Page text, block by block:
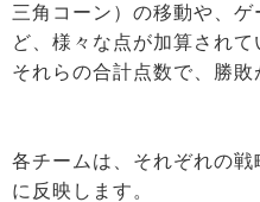
三角コーン）の移動や、
ど、様々な点が加算されて
それらの合計点数で、勝敗
各チームは、それぞれの
に反映します。